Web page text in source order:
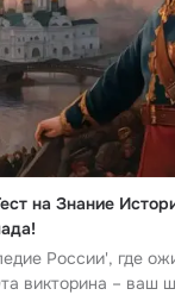
на Знание
России', где
викторина – ваш